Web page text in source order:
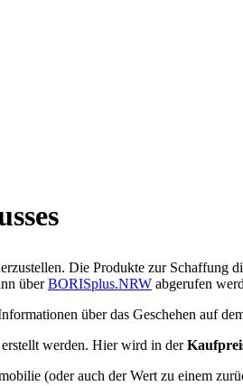
Die Produkte zur Schaffung
überBORISplus.NRW abgerufen
über das Geschehen auf
werden. Hier wird in der
(oder auch der Wert zu einem